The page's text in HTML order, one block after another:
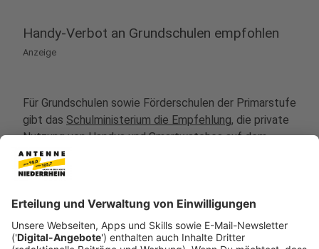
Handy-Verbot an Grundschulen empfohlen
Anzeige
Für Grundschulen sowie Förderschulen der Primarstufe
gibt das Schulministerium die Empfehlung, die private
Nutzung von Handys und Smartwatches auf dem
Schulgelände und im Gebäude grundsätzlich nicht zu
erlauben. In Ausnahmefällen, etwa zur notwendigen
Gründen, sollen Sonderregelungen möglich bleiben. Für
die Jüngsten müsse Schule ein besonderer
Schutzraum sein, in dem sie sich ohne Ablenkung auf